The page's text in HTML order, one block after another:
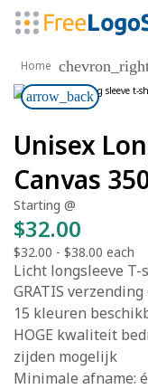
Home
arrow_back
Unisex
Canvas
Starting @
$32.00
$32.00 - $38.00 each
Licht longsleeve
GRATIS
15 kleuren
HOGE kwaliteit
zijden mogelijk
Minimale afname: